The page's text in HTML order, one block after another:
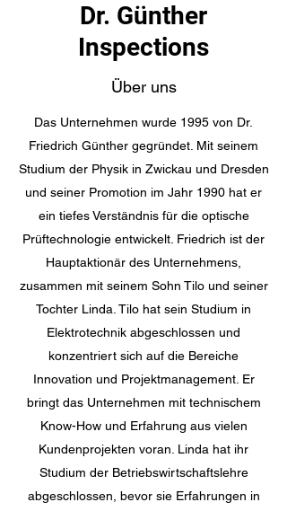
Dr. Günther
Inspections
Über uns
Das Unternehmen wurde 1995 von Dr.
Friedrich Günther gegründet. Mit seinem
Studium der Physik in Zwickau und Dresden
und seiner Promotion im Jahr 1990 hat er
ein tiefes Verständnis für die optische
Prüftechnologie entwickelt. Friedrich ist der
Hauptaktionär des Unternehmens,
zusammen mit seinem Sohn Tilo und seiner
Tochter Linda. Tilo hat sein Studium in
Elektrotechnik abgeschlossen und
konzentriert sich auf die Bereiche
Innovation und Projektmanagement. Er
bringt das Unternehmen mit technischem
Know-How und Erfahrung aus vielen
Kundenprojekten voran. Linda hat ihr
Studium der Betriebswirtschaftslehre
abgeschlossen, bevor sie Erfahrungen in